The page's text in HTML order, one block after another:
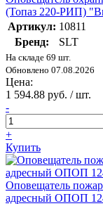
(Топаз 220-РИП)
Артикул: 10811
Бренд:
SLT
На складе 69 шт.
Обновлено 07.08.2026
Цена:
1 594.88 руб. / шт.
-
+
Купить
Оповещатель
адресный ОПОП